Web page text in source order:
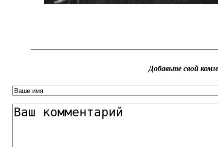
Добавьте свой